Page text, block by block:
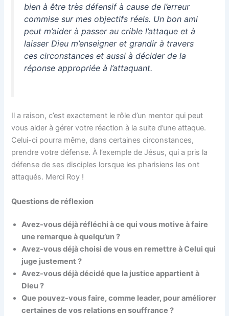
bien à être très défensif à cause de l’erreur
commise sur mes objectifs réels. Un bon ami
peut m’aider à passer au crible l’attaque et à
laisser Dieu m’enseigner et grandir à travers
ces circonstances et aussi à décider de la
réponse appropriée à l’attaquant.
Il a raison, c’est exactement le rôle d’un mentor qui peut
vous aider à gérer votre réaction à la suite d’une attaque.
Celui-ci pourra même, dans certaines circonstances,
prendre votre défense. À l’exemple de Jésus, qui a pris la
défense de ses disciples lorsque les pharisiens les ont
attaqués. Merci Roy !
Questions de réflexion
Avez-vous déjà réfléchi à ce qui vous motive à faire
une remarque à quelqu’un ?
Avez-vous déjà choisi de vous en remettre à Celui qui
juge justement ?
Avez-vous déjà décidé que la justice appartient à
Dieu ?
Que pouvez-vous faire, comme leader, pour améliorer
certaines de vos relations en souffrance ?